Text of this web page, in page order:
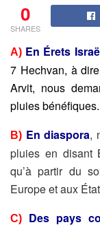
0
SHARES
A) En Érets
7 Hechvan, à
Arvit, nous
pluies bénéfiques.
B) En diaspora,
pluies en disant
qu’à partir du
Europe et aux
C) Des pays